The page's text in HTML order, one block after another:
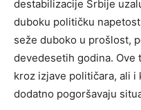
destabilizacije Srbije
duboku političku
seže duboko u prošlost,
devedesetih godina.
kroz izjave političara, ali
dodatno pogoršavaju